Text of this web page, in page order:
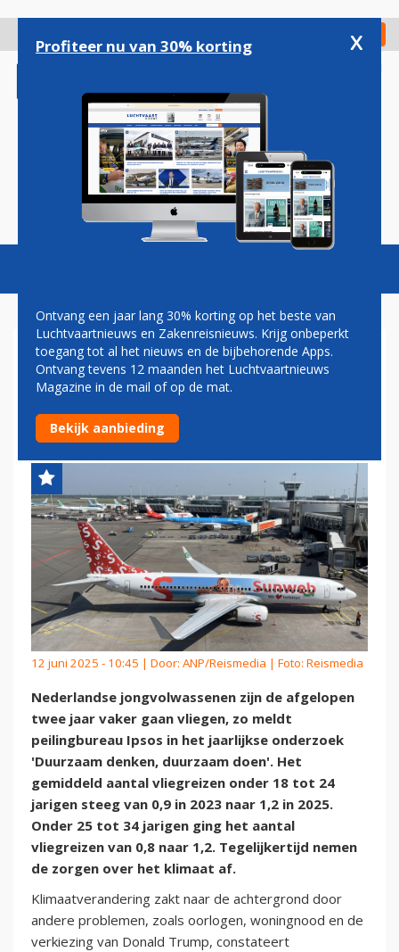
gaan
Check in
Magazine Podcasts Vacatures
NEDERLANDSE JONGEREN
VLIEGEN VAKER, ZORGEN
OVER KLIMAAT NEMEN AF
12 juni 2025 - 10:45 | Door: ANP/Reismedia | Foto: Reismedia
Nederlandse jongvolwassenen zijn de afgelopen
twee jaar vaker gaan vliegen, zo meldt
peilingbureau Ipsos in het jaarlijkse onderzoek
'Duurzaam denken, duurzaam doen'. Het
gemiddeld aantal vliegreizen onder 18 tot 24
jarigen steeg van 0,9 in 2023 naar 1,2 in 2025.
Onder 25 tot 34 jarigen ging het aantal
vliegreizen van 0,8 naar 1,2. Tegelijkertijd nemen
de zorgen over het klimaat af.
Klimaatverandering zakt naar de achtergrond door
andere problemen, zoals oorlogen, woningnood en de
verkiezing van Donald Trump, constateert
Profiteer nu van 30% korting x
Ontvang een jaar lang 30% korting op het beste van
Luchtvaartnieuws en Zakenreisnieuws. Krijg onbeperkt
toegang tot al het nieuws en de bijbehorende Apps.
Ontvang tevens 12 maanden het Luchtvaartnieuws
Magazine in de mail of op de mat.
Bekijk aanbieding